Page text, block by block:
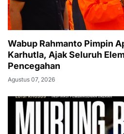
Wabup Rahmanto Pimpin
Karhutla, Ajak Seluruh
Pencegahan
Agustus 07, 2026